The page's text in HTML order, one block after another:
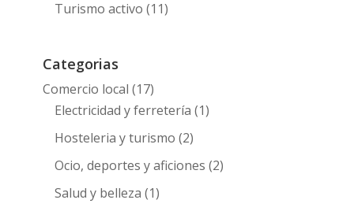
Turismo activo (11)
Categorias
Comercio local (17)
Electricidad y ferretería (1)
Hosteleria y turismo (2)
Ocio, deportes y aficiones (2)
Salud y belleza (1)